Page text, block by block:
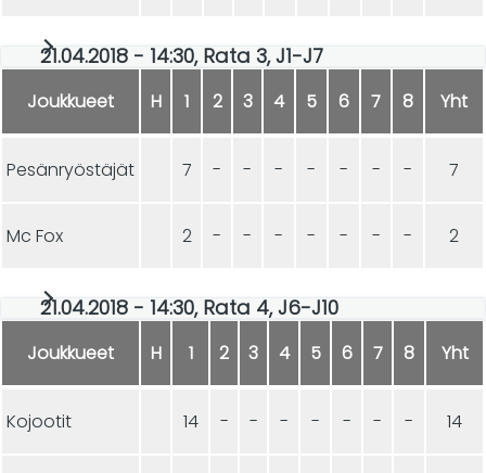
21.04.2018 - 14:30, Rata 3, J1-J7
Joukkueet H 1 2 3 4 5 6 7 8 Yht
Pesänryöstäjät 7 - - - - - - - 7
Mc Fox 2 - - - - - - - 2
21.04.2018 - 14:30, Rata 4, J6-J10
Joukkueet H 1 2 3 4 5 6 7 8 Yht
Kojootit 14 - - - - - - - 14